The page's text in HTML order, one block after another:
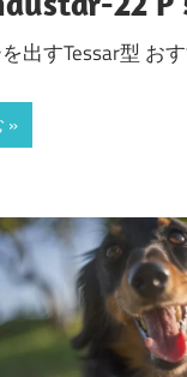
出すTessar型 お